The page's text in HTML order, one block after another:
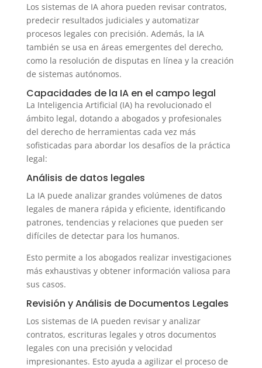
Los sistemas de IA ahora pueden revisar contratos,
predecir resultados judiciales y automatizar
procesos legales con precisión. Además, la IA
también se usa en áreas emergentes del derecho,
como la resolución de disputas en línea y la creación
de sistemas autónomos.
Capacidades de la IA en el campo legal
La Inteligencia Artificial (IA) ha revolucionado el
ámbito legal, dotando a abogados y profesionales
del derecho de herramientas cada vez más
sofisticadas para abordar los desafíos de la práctica
legal:
Análisis de datos legales
La IA puede analizar grandes volúmenes de datos
legales de manera rápida y eficiente, identificando
patrones, tendencias y relaciones que pueden ser
difíciles de detectar para los humanos.
Esto permite a los abogados realizar investigaciones
más exhaustivas y obtener información valiosa para
sus casos.
Revisión y Análisis de Documentos Legales
Los sistemas de IA pueden revisar y analizar
contratos, escrituras legales y otros documentos
legales con una precisión y velocidad
impresionantes. Esto ayuda a agilizar el proceso de